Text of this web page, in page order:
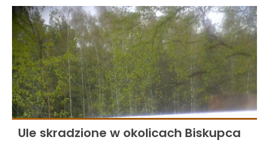
Ule skradzione w okolicach Biskupca